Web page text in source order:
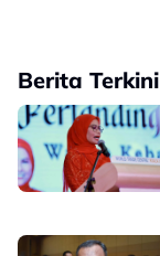
Berita Terkini